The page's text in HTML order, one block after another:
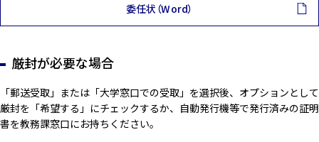
委任状（Word）
厳封が必要な場合
「郵送受取」または「大学窓口での受取」を選択後、オプションとして
厳封を「希望する」にチェックするか、自動発行機等で発行済みの証明
書を教務課窓口にお持ちください。